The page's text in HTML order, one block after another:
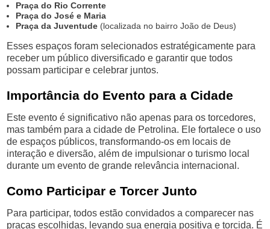
Praça do Rio Corrente
Praça do José e Maria
Praça da Juventude (localizada no bairro João de Deus)
Esses espaços foram selecionados estratégicamente para
receber um público diversificado e garantir que todos
possam participar e celebrar juntos.
Importância do Evento para a Cidade
Este evento é significativo não apenas para os torcedores,
mas também para a cidade de Petrolina. Ele fortalece o uso
de espaços públicos, transformando-os em locais de
interação e diversão, além de impulsionar o turismo local
durante um evento de grande relevância internacional.
Como Participar e Torcer Junto
Para participar, todos estão convidados a comparecer nas
praças escolhidas, levando sua energia positiva e torcida. É